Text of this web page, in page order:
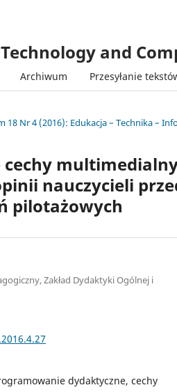
and
Archiwum Przesyłanie
18 Nr 4 (2016): Edukacja – Technika –
nauczycieli
pilotażowych
Zakład Dydaktyki Ogólnej i
dydaktyczne, cechy